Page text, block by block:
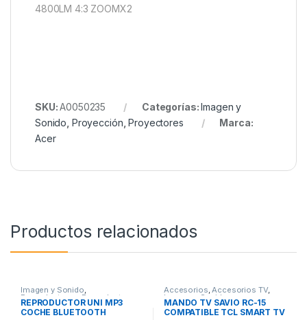
4800LM 4:3 ZOOMX2
SKU:A0050235 Categorías:Imagen y
Sonido Proyección ,Proyectores
Marca:
Acer
Productos relacionados
Imagen y Sonido,
Reproductores,Reproductores
Mp3-Mp4
REPRODUCTOR UNI MP3
COCHE BLUETOOTH
Accesorios,Accesorios TV,
Imagen y Sonido
MANDO TV SAVIO RC-15
COMPATIBLE TCL SMART TV